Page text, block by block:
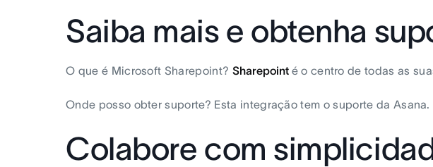
Saiba mais e obtenha
O que é Microsoft Sharepoint? Sharepoint é o centro de todas as
Onde posso obter suporte? Esta integração tem o suporte da Asana.
Colabore com